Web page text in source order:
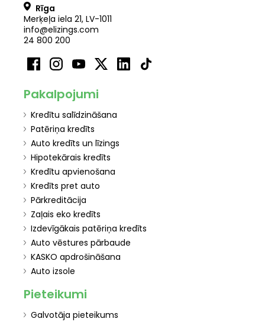
Rīga
Merķeļa iela 21, LV-1011
info@elizings.com
24 800 200
Pakalpojumi
Kredītu salīdzināšana
Patēriņa kredīts
Auto kredīts un līzings
Hipotekārais kredīts
Kredītu apvienošana
Kredīts pret auto
Pārkreditācija
Zaļais eko kredīts
Izdevīgākais patēriņa kredīts
Auto vēstures pārbaude
KASKO apdrošināšana
Auto izsole
Pieteikumi
Galvotāja pieteikums